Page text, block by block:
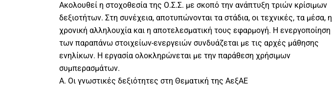
Ακολουθεί η στοχοθεσία της Ο.Σ.Σ. με σκοπό την ανάπτυξη τριών κρίσιμων
δεξιοτήτων. Στη συνέχεια, αποτυπώνονται τα στάδια, οι τεχνικές, τα μέσα, η
χρονική αλληλουχία και η αποτελεσματική τους εφαρμογή. Η ενεργοποίηση
των παραπάνω στοιχείων-ενεργειών συνδυάζεται με τις αρχές μάθησης
ενηλίκων. Η εργασία ολοκληρώνεται με την παράθεση χρήσιμων
συμπερασμάτων.
Α. Οι γνωστικές δεξιότητες στη Θεματική της ΑεξΑΕ